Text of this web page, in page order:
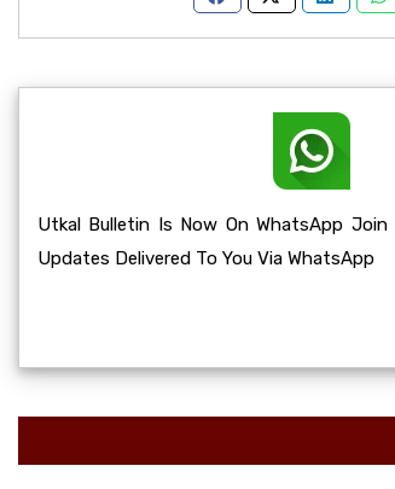
Utkal Bulletin Is Now On WhatsApp
Updates Delivered To You Via WhatsApp